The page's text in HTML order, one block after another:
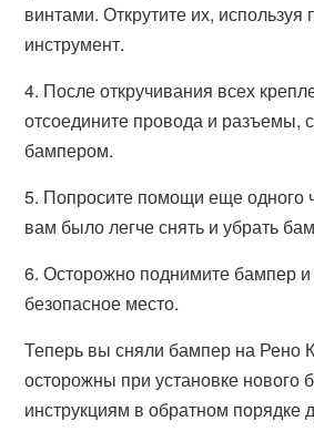
винтами. Открутите их,
инструмент.
4. После откручивания всех
отсоедините провода и разъемы,
бампером.
5. Попросите помощи еще одного
вам было легче снять и убрать
6. Осторожно поднимите бампер и
безопасное место.
Теперь вы сняли бампер на Рено
осторожны при установке нового
инструкциям в обратном порядке